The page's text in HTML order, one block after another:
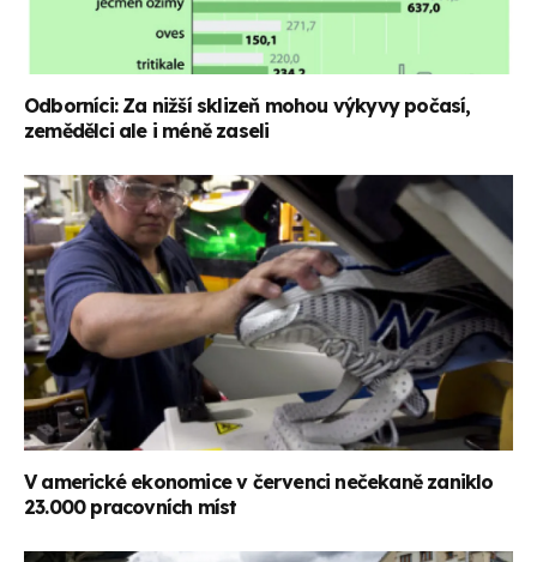
Odborníci: Za nižší sklizeň mohou výkyvy počasí,
zemědělci ale i méně zaseli
V americké ekonomice v červenci nečekaně zaniklo
23.000 pracovních míst